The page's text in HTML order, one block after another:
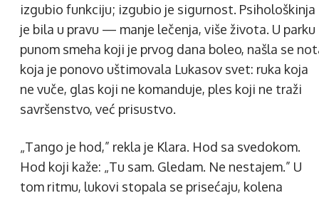
izgubio funkciju; izgubio je sigurnost. Psihološkinja
je bila u pravu — manje lečenja, više života. U parku
punom smeha koji je prvog dana boleo, našla se
koja je ponovo uštimovala Lukasov svet: ruka koja
ne vuče, glas koji ne komanduje, ples koji ne traži
savršenstvo, već prisustvo.
„Tango je hod,” rekla je Klara. Hod sa svedokom.
Hod koji kaže: „Tu sam. Gledam. Ne nestajem.” U
tom ritmu, lukovi stopala se prisećaju, kolena